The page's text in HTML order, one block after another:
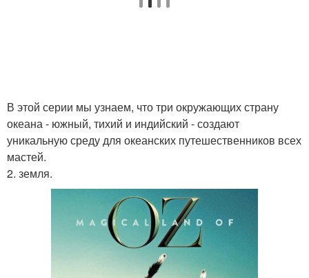
В этой серии мы узнаем, что три окружающих страну
океана - южный, тихий и индийский - создают
уникальную среду для океанских путешественников всех
мастей.
2. земля.